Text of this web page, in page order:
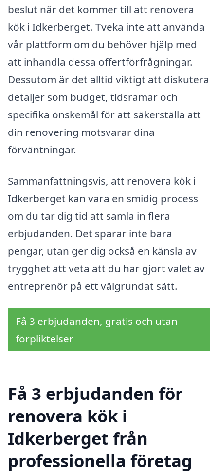
beslut när det kommer till att renovera
kök i Idkerberget. Tveka inte att använda
vår plattform om du behöver hjälp med
att inhandla dessa offertförfrågningar.
Dessutom är det alltid viktigt att diskutera
detaljer som budget, tidsramar och
specifika önskemål för att säkerställa att
din renovering motsvarar dina
förväntningar.
Sammanfattningsvis, att renovera kök i
Idkerberget kan vara en smidig process
om du tar dig tid att samla in flera
erbjudanden. Det sparar inte bara
pengar, utan ger dig också en känsla av
trygghet att veta att du har gjort valet av
entreprenör på ett välgrundat sätt.
Få 3 erbjudanden, gratis och utan
förpliktelser
Få 3 erbjudanden för
renovera kök i
Idkerberget från
professionella företag